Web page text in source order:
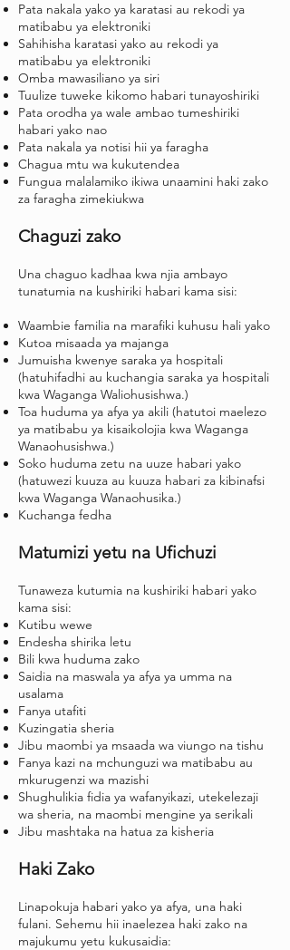
Pata nakala yako ya karatasi au rekodi ya
matibabu ya elektroniki
Sahihisha karatasi yako au rekodi ya
matibabu ya elektroniki
Omba mawasiliano ya siri
Tuulize tuweke kikomo habari tunayoshiriki
Pata orodha ya wale ambao tumeshiriki
habari yako nao
Pata nakala ya notisi hii ya faragha
Chagua mtu wa kukutendea
Fungua malalamiko ikiwa unaamini haki zako
za faragha zimekiukwa
Chaguzi zako
Una chaguo kadhaa kwa njia ambayo
tunatumia na kushiriki habari kama sisi:
Waambie familia na marafiki kuhusu hali yako
Kutoa misaada ya majanga
Jumuisha kwenye saraka ya hospitali
(hatuhifadhi au kuchangia saraka ya hospitali
kwa Waganga Waliohusishwa.)
Toa huduma ya afya ya akili (hatutoi maelezo
ya matibabu ya kisaikolojia kwa Waganga
Wanaohusishwa.)
Soko huduma zetu na uuze habari yako
(hatuwezi kuuza au kuuza habari za kibinafsi
kwa Waganga Wanaohusika.)
Kuchanga fedha
Matumizi yetu na Ufichuzi
Tunaweza kutumia na kushiriki habari yako
kama sisi:
Kutibu wewe
Endesha shirika letu
Bili kwa huduma zako
Saidia na maswala ya afya ya umma na
usalama
Fanya utafiti
Kuzingatia sheria
Jibu maombi ya msaada wa viungo na tishu
Fanya kazi na mchunguzi wa matibabu au
mkurugenzi wa mazishi
Shughulikia fidia ya wafanyikazi, utekelezaji
wa sheria, na maombi mengine ya serikali
Jibu mashtaka na hatua za kisheria
Haki Zako
Linapokuja habari yako ya afya, una haki
fulani. Sehemu hii inaelezea haki zako na
majukumu yetu kukusaidia: